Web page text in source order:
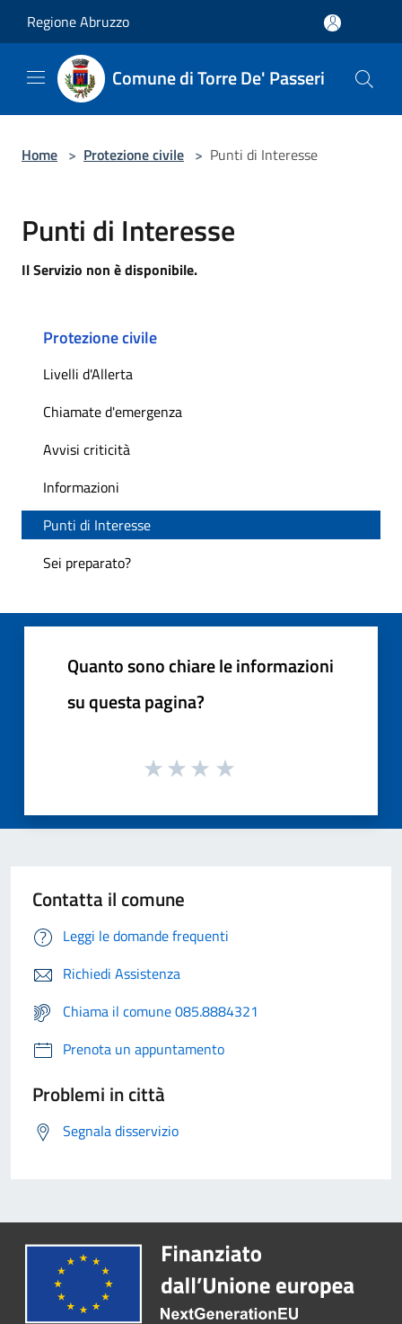
Regione Abruzzo
Comune di Torre De' Passeri
Home > Protezione civile > Punti di Interesse
Punti di Interesse
Il Servizio non è disponibile.
Protezione civile
Livelli d'Allerta
Chiamate d'emergenza
Avvisi criticità
Informazioni
Punti di Interesse
Sei preparato?
Quanto sono chiare le informazioni
su questa pagina?
Contatta il comune
Leggi le domande frequenti
Richiedi Assistenza
Chiama il comune 085.8884321
Prenota un appuntamento
Problemi in città
Segnala disservizio